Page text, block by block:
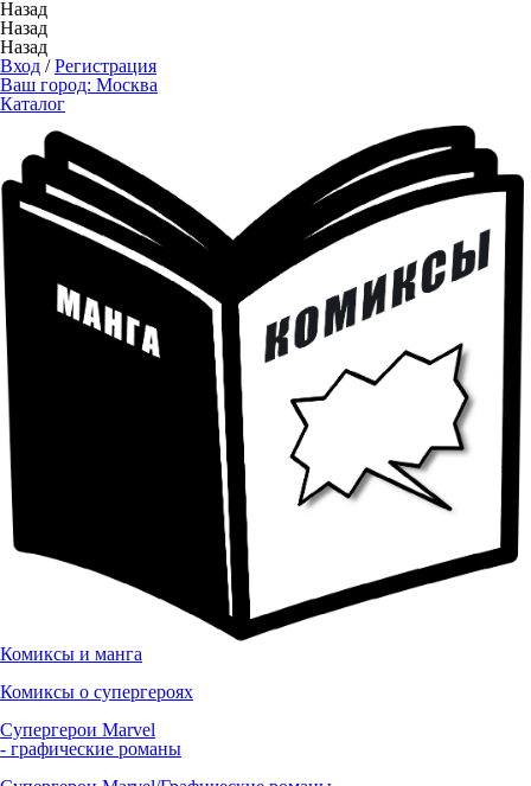
Назад
Назад
Назад
Вход /Регистрация
Ваш город: Москва
Каталог
Комиксы и манга
Комиксы о супергероях
Супергерои Marvel
- графические романы